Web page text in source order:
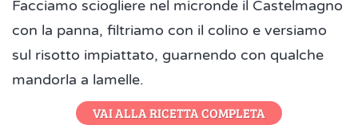
Facciamo sciogliere nel micronde il Castelmagno
con la panna, filtriamo con il colino e versiamo
sul risotto impiattato, guarnendo con qualche
mandorla a lamelle.
VAI ALLA RICETTA COMPLETA